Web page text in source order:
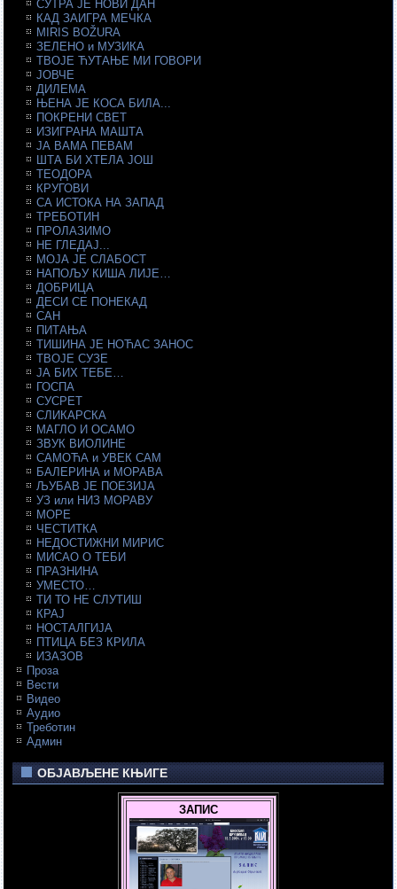
СУТРА ЈЕ НОВИ ДАН
КАД ЗАИГРА МЕЧКА
MIRIS BOŽURA
ЗЕЛЕНО и МУЗИКА
ТВОЈЕ ЋУТАЊЕ МИ ГОВОРИ
ЈОВЧЕ
ДИЛЕМА
ЊЕНА ЈЕ КОСА БИЛА...
ПОКРЕНИ СВЕТ
ИЗИГРАНА МАШТА
ЈА ВАМА ПЕВАМ
ШТА БИ ХТЕЛА ЈОШ
ТЕОДОРА
КРУГОВИ
СА ИСТОКА НА ЗАПАД
ТРЕБОТИН
ПРОЛАЗИМО
НЕ ГЛЕДАЈ...
МОЈА ЈЕ СЛАБОСТ
НАПОЉУ КИША ЛИЈЕ…
ДОБРИЦА
ДЕСИ СЕ ПОНЕКАД
САН
ПИТАЊА
ТИШИНА ЈЕ НОЋАС ЗАНОС
ТВОЈЕ СУЗЕ
ЈА БИХ ТЕБЕ…
ГОСПА
СУСРЕТ
СЛИКАРСКА
МАГЛО И ОСАМО
ЗВУК ВИОЛИНЕ
САМОЋА и УВЕК САМ
БАЛЕРИНА и МОРАВА
ЉУБАВ ЈЕ ПОЕЗИЈА
УЗ или НИЗ МОРАВУ
МОРЕ
ЧЕСТИТКА
НЕДОСТИЖНИ МИРИС
МИСАО О ТЕБИ
ПРАЗНИНА
УМЕСТО…
ТИ ТО НЕ СЛУТИШ
КРАЈ
НОСТАЛГИЈА
ПТИЦА БЕЗ КРИЛА
ИЗАЗОВ
Проза
Вести
Видео
Аудио
Треботин
Админ
ОБЈАВЉЕНЕ КЊИГЕ
ЗАПИС